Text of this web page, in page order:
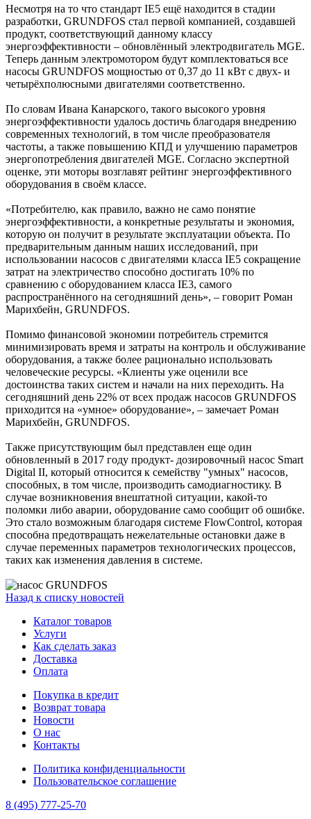
Несмотря на то что стандарт IE5 ещё находится в стадии
разработки, GRUNDFOS стал первой компанией, создавшей
продукт, соответствующий данному классу
энергоэффективности – обновлённый электродвигатель MGE.
Теперь данным электромотором будут комплектоваться все
насосы GRUNDFOS мощностью от 0,37 до 11 кВт с двух- и
четырёхполюсными двигателями соответственно.
По словам Ивана Канарского, такого высокого уровня
энергоэффективности удалось достичь благодаря внедрению
современных технологий, в том числе преобразователя
частоты, а также повышению КПД и улучшению параметров
энергопотребления двигателей MGE. Согласно экспертной
оценке, эти моторы возглавят рейтинг энергоэффективного
оборудования в своём классе.
«Потребителю, как правило, важно не само понятие
энергоэффективности, а конкретные результаты и экономия,
которую он получит в результате эксплуатации объекта. По
предварительным данным наших исследований, при
использовании насосов с двигателями класса IE5 сокращение
затрат на электричество способно достигать 10% по
сравнению с оборудованием класса IE3, самого
распространённого на сегодняшний день», – говорит Роман
Марихбейн, GRUNDFOS.
Помимо финансовой экономии потребитель стремится
минимизировать время и затраты на контроль и обслуживание
оборудования, а также более рационально использовать
человеческие ресурсы. «Клиенты уже оценили все
достоинства таких систем и начали на них переходить. На
сегодняшний день 22% от всех продаж насосов GRUNDFOS
приходится на «умное» оборудование», – замечает Роман
Марихбейн, GRUNDFOS.
Также присутствующим был представлен еще один
обновленный в 2017 году продукт- дозировочный насос Smart
Digital II, который относится к семейству "умных" насосов,
способных, в том числе, производить самодиагностику. В
случае возникновения внештатной ситуации, какой-то
поломки либо аварии, оборудование само сообщит об ошибке.
Это стало возможным благодаря системе FlowControl, которая
способна предотвращать нежелательные остановки даже в
случае переменных параметров технологических процессов,
таких как изменения давления в системе.
Назад к списку новостей
Каталог товаров
Услуги
Как сделать заказ
Доставка
Оплата
Покупка в кредит
Возврат товара
Новости
О нас
Контакты
Политика конфиденциальности
Пользовательское соглашение
8 (495) 777-25-70